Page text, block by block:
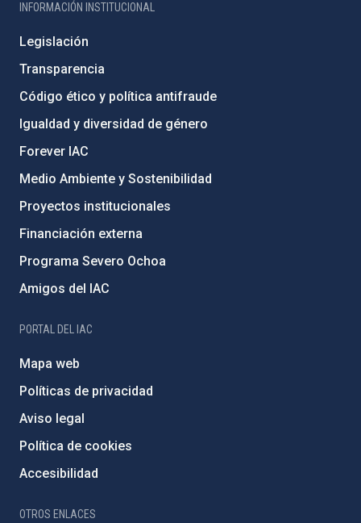
INFORMACIÓN INSTITUCIONAL
Legislación
Transparencia
Código ético y política antifraude
Igualdad y diversidad de género
Forever IAC
Medio Ambiente y Sostenibilidad
Proyectos institucionales
Financiación externa
Programa Severo Ochoa
Amigos del IAC
PORTAL DEL IAC
Mapa web
Políticas de privacidad
Aviso legal
Política de cookies
Accesibilidad
OTROS ENLACES